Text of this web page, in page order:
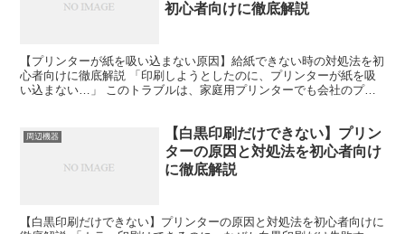
初心者向けに徹底解説
【プリンターが紙を吸い込まない原因】給紙できない時の対処法を初
心者向けに徹底解説 「印刷しようとしたのに、プリンターが紙を吸
い込まない…」 このトラブルは、家庭用プリンターでも会社のプリ
周辺機器
【白黒印刷だけできない】プリン
ターの原因と対処法を初心者向け
に徹底解説
【白黒印刷だけできない】プリンターの原因と対処法を初心者向けに